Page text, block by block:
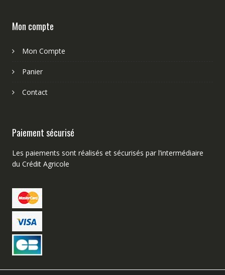
Mon compte
Mon Compte
Panier
Contact
Paiement sécurisé
Les paiements sont réalisés et sécurisés par l’intermédiaire
du Crédit Agricole